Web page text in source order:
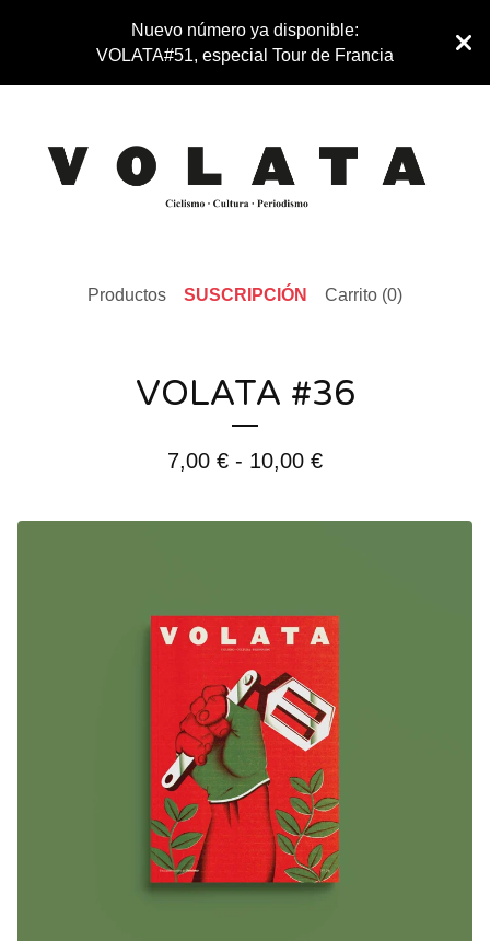
Nuevo número ya disponible:
VOLATA#51, especial Tour de Francia
Productos SUSCRIPCIÓN Carrito (0)
VOLATA #36
7,00 € - 10,00 €